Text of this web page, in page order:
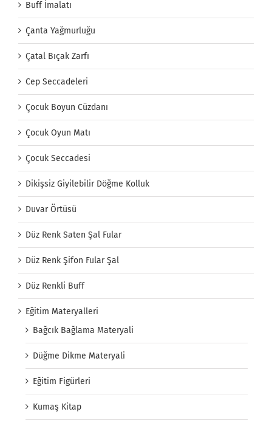
Buff İmalatı
Çanta Yağmurluğu
Çatal Bıçak Zarfı
Cep Seccadeleri
Çocuk Boyun Cüzdanı
Çocuk Oyun Matı
Çocuk Seccadesi
Dikişsiz Giyilebilir Döğme Kolluk
Duvar Örtüsü
Düz Renk Saten Şal Fular
Düz Renk Şifon Fular Şal
Düz Renkli Buff
Eğitim Materyalleri
Bağcık Bağlama Materyali
Düğme Dikme Materyali
Eğitim Figürleri
Kumaş Kitap